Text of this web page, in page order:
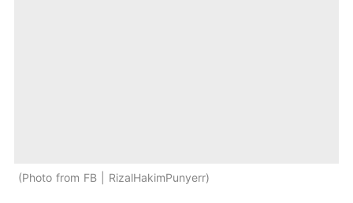
Photo from FB | RizalHakimPunyerr